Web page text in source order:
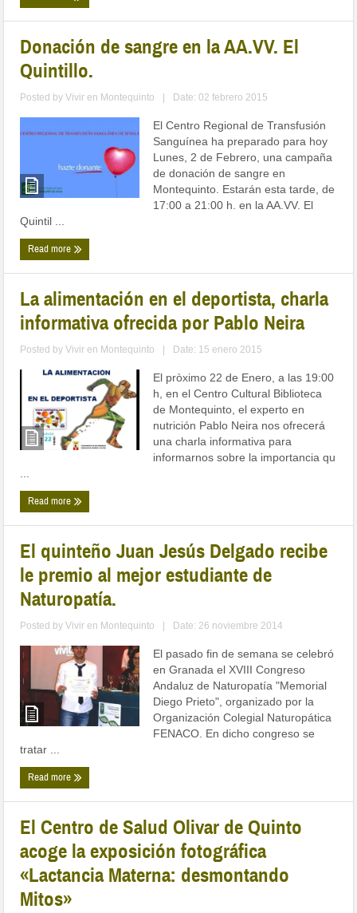
Donación de sangre en la AA.VV. El
Quintillo.
Posted byVivir en Montequinto Date: 02 febrero 2015
El Centro Regional de Transfusión
Sanguínea ha preparado para hoy
Lunes, 2 de Febrero, una campaña
de donación de sangre en
Montequinto. Estarán esta tarde, de
17:00 a 21:00 h. en la AA.VV. El
Quintil ...
Read more
La alimentación en el deportista, charla
informativa ofrecida por Pablo Neira
Posted byVivir en Montequinto Date: 15 enero 2015
El pròximo 22 de Enero, a las 19:00
h, en el Centro Cultural Biblioteca
de Montequinto, el experto en
nutrición Pablo Neira nos ofrecerá
una charla informativa para
informarnos sobre la importancia qu
...
Read more
El quinteño Juan Jesús Delgado recibe
le premio al mejor estudiante de
Naturopatía.
Posted byVivir en Montequinto Date: 26 noviembre 2014
El pasado fin de semana se celebró
en Granada el XVIII Congreso
Andaluz de Naturopatía "Memorial
Diego Prieto", organizado por la
Organización Colegial Naturopática
FENACO. En dicho congreso se
tratar ...
Read more
El Centro de Salud Olivar de Quinto
acoge la exposición fotográfica
«Lactancia Materna: desmontando
Mitos»